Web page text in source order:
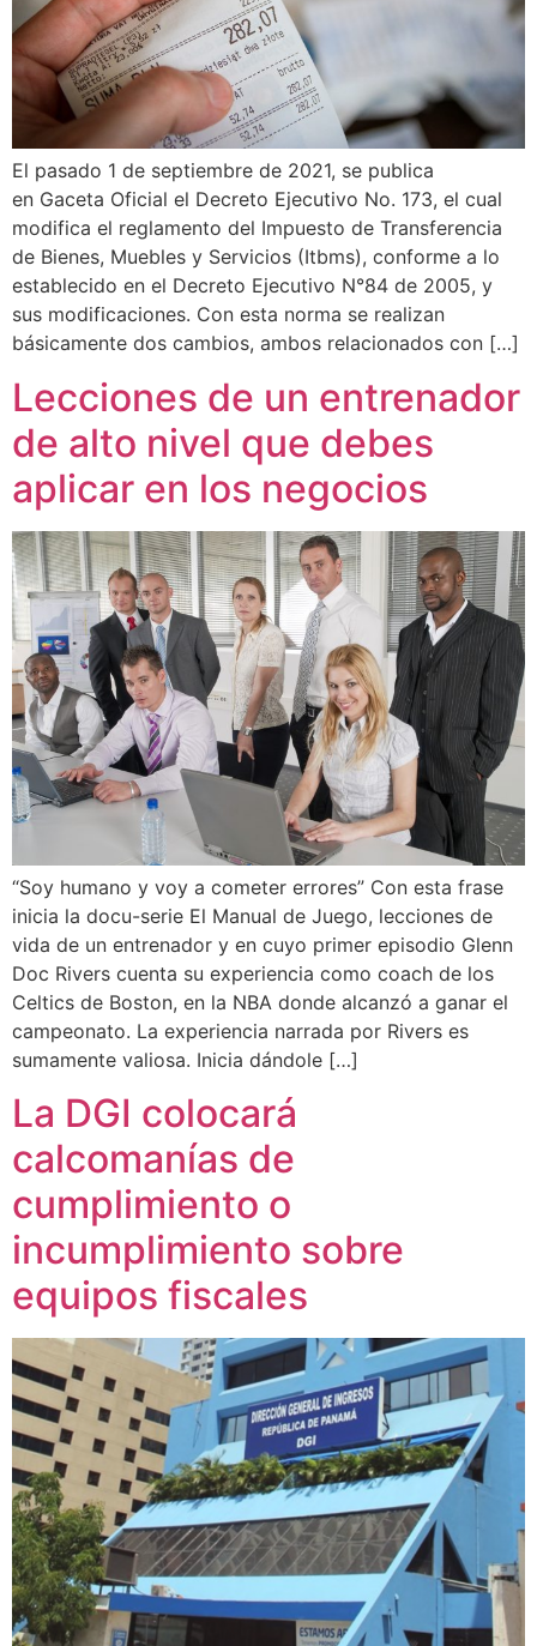
El pasado 1 de septiembre de 2021, se publica
en Gaceta Oficial el Decreto Ejecutivo No. 173, el cual
modifica el reglamento del Impuesto de Transferencia
de Bienes, Muebles y Servicios (Itbms), conforme a lo
establecido en el Decreto Ejecutivo N°84 de 2005, y
sus modificaciones. Con esta norma se realizan
básicamente dos cambios, ambos relacionados con […]
Lecciones de un entrenador
de alto nivel que debes
aplicar en los negocios
“Soy humano y voy a cometer errores” Con esta frase
inicia la docu-serie El Manual de Juego, lecciones de
vida de un entrenador y en cuyo primer episodio Glenn
Doc Rivers cuenta su experiencia como coach de los
Celtics de Boston, en la NBA donde alcanzó a ganar el
campeonato. La experiencia narrada por Rivers es
sumamente valiosa. Inicia dándole […]
La DGI colocará
calcomanías de
cumplimiento o
incumplimiento sobre
equipos fiscales